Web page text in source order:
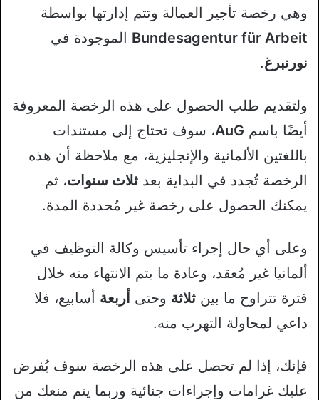
وهي رخصة تأجير العمالة وتتم إدارتها بواسطة
Bundesagentur für Arbeit الموجودة في
نورنبرغ.
ولتقديم طلب الحصول على هذه الرخصة المعروفة
أيضًا باسم AuG، سوف تحتاج إلى مستندات
باللغتين الألمانية والإنجليزية، مع ملاحظة أن هذه
الرخصة تُجدد في البداية بعد ثلاث سنوات، ثم
يمكنك الحصول على رخصة غير مُحددة المدة.
وعلى أي حال إجراء تأسيس وكالة التوظيف في
ألمانيا غير مُعقد، وعادة ما يتم الانتهاء منه خلال
فترة تتراوح ما بين ثلاثة وحتى أربعة أسابيع، فلا
داعي لمحاولة التهرب منه.
فإنك، إذا لم تحصل على هذه الرخصة سوف يُفرض
عليك غرامات وإجراءات جنائية وربما يتم منعك من